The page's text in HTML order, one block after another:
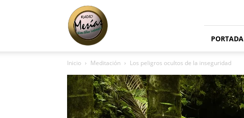
Radio
Mesías
PORTADA
Inicio Meditación Los peligros ocultos de la inseguridad